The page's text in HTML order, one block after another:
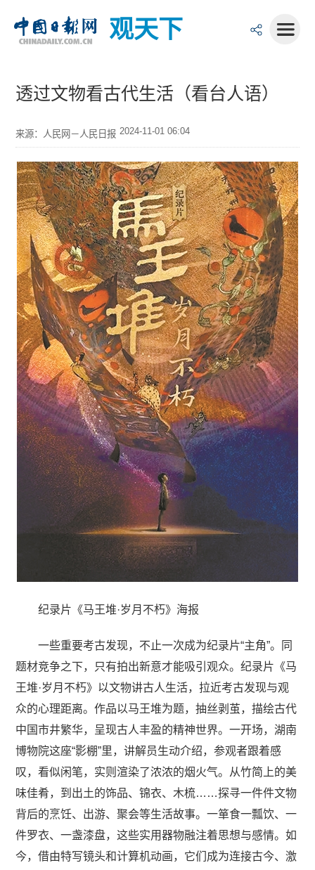
观天下
透过文物看古代生活（看台人语）
来源：人民网－人民日报 2024-11-01 06:04
纪录片《马王堆·岁月不朽》海报
一些重要考古发现，不止一次成为纪录片“主角”。同
题材竞争之下，只有拍出新意才能吸引观众。纪录片《马
王堆·岁月不朽》以文物讲古人生活，拉近考古发现与观
众的心理距离。作品以马王堆为题，抽丝剥茧，描绘古代
中国市井繁华，呈现古人丰盈的精神世界。一开场，湖南
博物院这座“影棚”里，讲解员生动介绍，参观者跟着感
叹，看似闲笔，实则渲染了浓浓的烟火气。从竹简上的美
味佳肴，到出土的饰品、锦衣、木梳……探寻一件件文物
背后的烹饪、出游、聚会等生活故事。一箪食一瓢饮、一
件罗衣、一盏漆盘，这些实用器物融注着思想与感情。如
今，借由特写镜头和计算机动画，它们成为连接古今、激